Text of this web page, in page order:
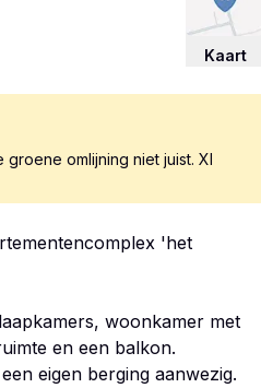
Kaart
omlijning niet juist. XI
'het
woonkamer met
en een balkon.
eigen berging aanwezig.